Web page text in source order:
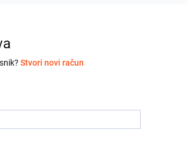
Stvori novi račun